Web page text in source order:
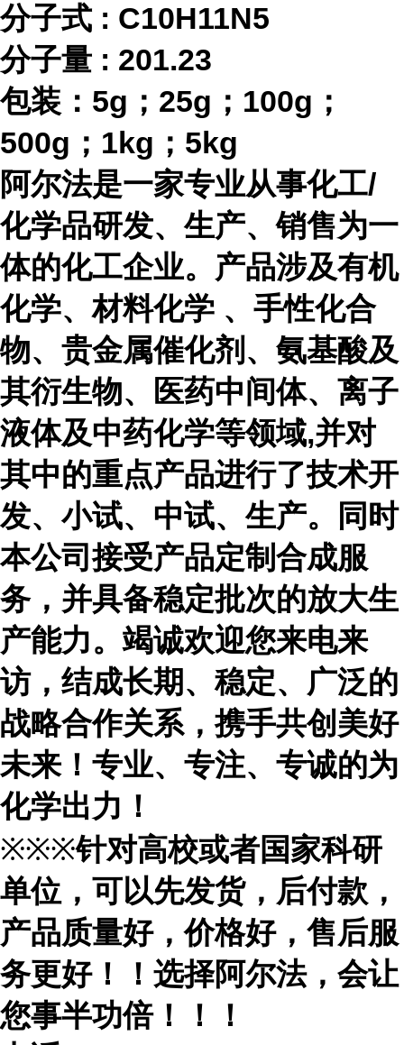
分子式 : C10H11N5
分子量 : 201.23
包装： 5g；25g；100g；
500g；1kg；5kg
阿尔法是一家专业从事化工/
化学品研发、生产、销售为一
体的化工企业。产品涉及有机
化学、材料化学 、手性化合
物、贵金属催化剂、氨基酸及
其衍生物、医药中间体、离子
液体及中药化学等领域,并对
其中的重点产品进行了技术开
发、小试、中试、生产。同时
本公司接受产品定制合成服
务，并具备稳定批次的放大生
产能力。竭诚欢迎您来电来
访，结成长期、稳定、广泛的
战略合作关系，携手共创美好
未来！专业、专注、专诚的为
化学出力！
※※※针对高校或者国家科研
单位，可以先发货，后付款，
产品质量好，价格好，售后服
务更好！！选择阿尔法，会让
您事半功倍！！！